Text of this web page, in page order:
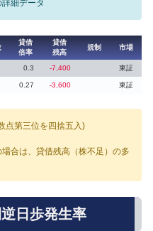
細データ
貸借
倍率
貸借
残高
規制 市場
0.3 -7,400 東証
0.27 -3,600 東証
点第三位を四捨五入)
合は、貸借残高（株不足）の多
日歩発生率